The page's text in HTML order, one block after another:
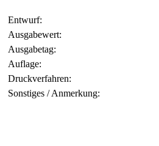
Entwurf:
Ausgabewert:
Ausgabetag:
Auflage:
Druckverfahren:
Sonstiges / Anmerkung: